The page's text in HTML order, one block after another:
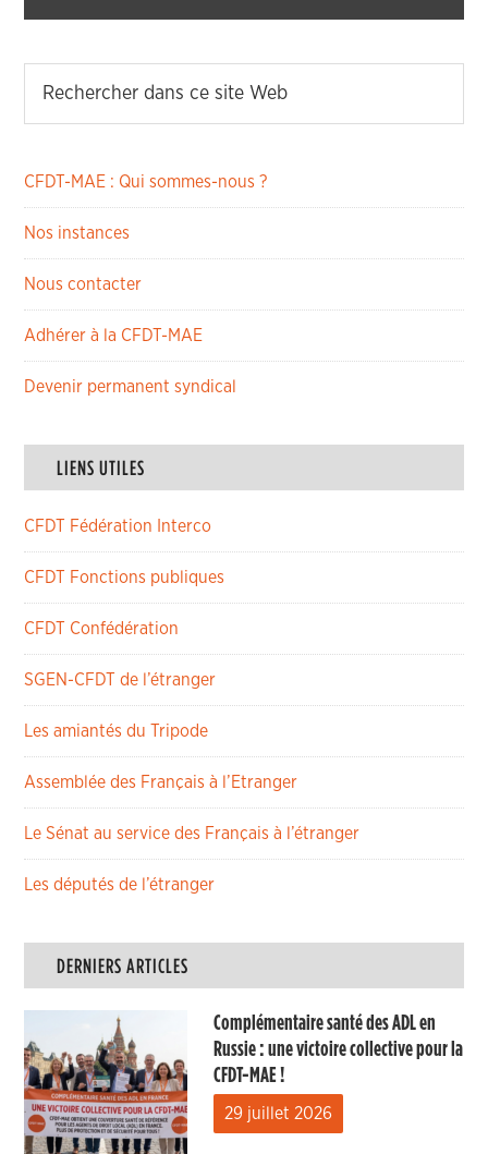
CFDT-MAE : Qui sommes-nous ?
Nos instances
Nous contacter
Adhérer à la CFDT-MAE
Devenir permanent syndical
LIENS UTILES
CFDT Fédération Interco
CFDT Fonctions publiques
CFDT Confédération
SGEN-CFDT de l’étranger
Les amiantés du Tripode
Assemblée des Français à l’Etranger
Le Sénat au service des Français à l’étranger
Les députés de l’étranger
DERNIERS ARTICLES
Complémentaire santé des ADL en
Russie : une victoire collective pour la
CFDT-MAE !
29 juillet 2026